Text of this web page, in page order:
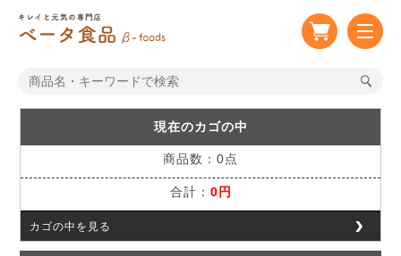
現在のカゴの中
商品数：0点
合計： 0円
カゴの中を見る